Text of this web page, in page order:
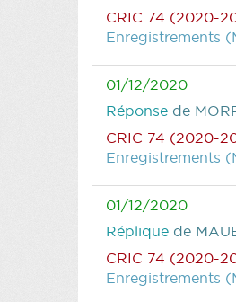
CRIC 74 (2020-
Enregistrements
01/12/2020
Réponse de
CRIC 74 (2020-
Enregistrements
01/12/2020
Réplique de
CRIC 74 (2020-
Enregistrements